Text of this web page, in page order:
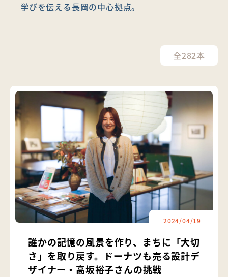
学びを伝える長岡の中心拠点。
全282本
2024/04/19
誰かの記憶の風景を作り、まちに「大切
さ」を取り戻す。ドーナツも売る設計デ
ザイナー・高坂裕子さんの挑戦